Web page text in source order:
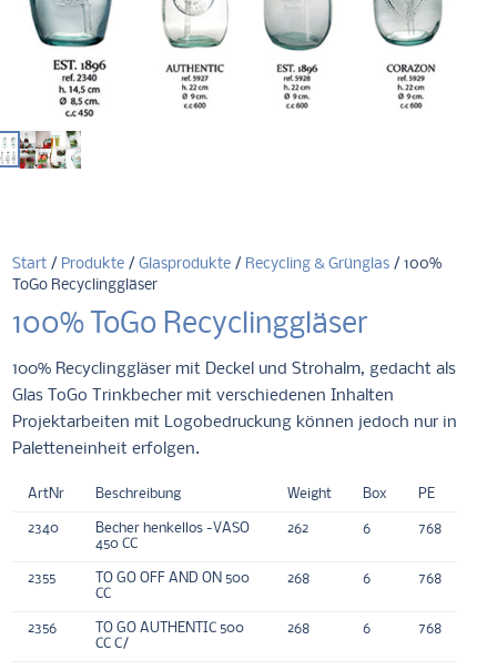
Start / Produkte /Glasprodukte / Recycling & Grünglas / 100%
ToGo Recyclinggläser
100% ToGo Recyclinggläser
100% Recyclinggläser mit Deckel und Strohalm, gedacht als
Glas ToGo Trinkbecher mit verschiedenen Inhalten
Projektarbeiten mit Logobedruckung können jedoch nur in
Paletteneinheit erfolgen.
ArtNr Beschreibung Weight Box PE
2340
Becher henkellos -VASO
450 CC
262 6 768
2355
TO GO OFF AND ON 500
CC
268 6 768
2356
TO GO AUTHENTIC 500
CC C/
268 6 768